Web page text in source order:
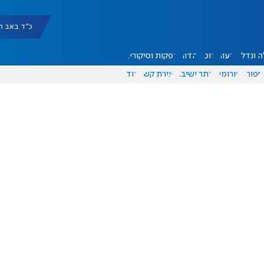
כ"ד באב תשפ"ו
ונדל"ן דעות אוכל יהדות הפקות וסיקורים
ספורט פורומים אתר ישיבה יצירת קשר עוד